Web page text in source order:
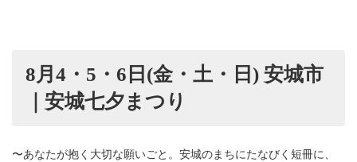
8月4・5・6日(金・土・日) 安城市
｜安城七夕まつり
〜あなたが抱く大切な願いごと。安城のまちにたなびく短冊に、